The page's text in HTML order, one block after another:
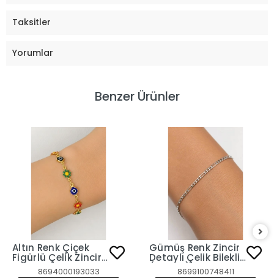
Taksitler
Yorumlar
Benzer Ürünler
Altın Renk Çiçek
Figürlü Çelik Zincir
Bileklik8694000193033
Gümüş Renk Zincir
Detaylı Çelik Bileklik
(Unısex)8699100748411